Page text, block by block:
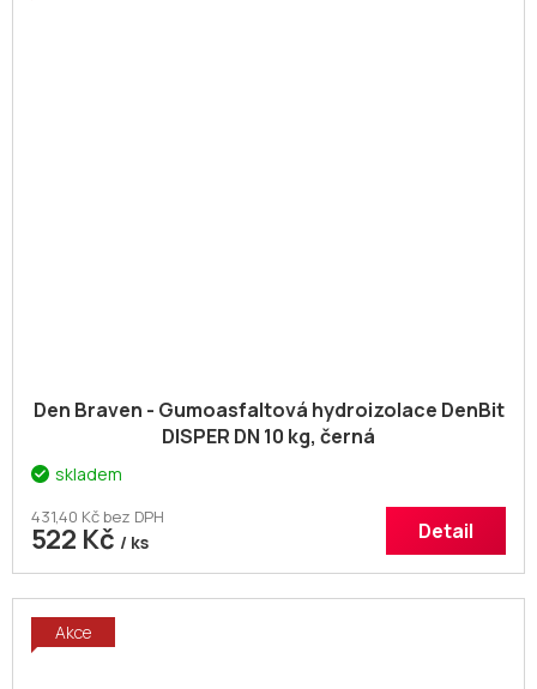
Den Braven - Gumoasfaltová hydroizolace DenBit
DISPER DN 10 kg, černá
skladem
431,40 Kč bez DPH
522 Kč / ks Detail
Akce